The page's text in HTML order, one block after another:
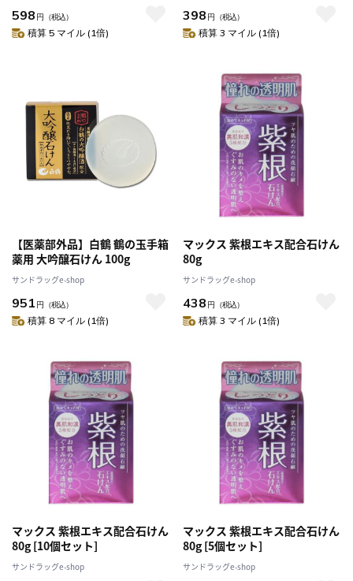
598 円 （税込）
積算 5 マイル (1倍)
398 円 （税込）
積算 3 マイル (1倍)
【医薬部外品】白鶴 鶴の玉手箱
薬用 大吟醸石けん 100g
サンドラッグe-shop
951 円 （税込）
積算 8 マイル (1倍)
マックス 紫根エキス配合石けん
80g
サンドラッグe-shop
438 円 （税込）
積算 3 マイル (1倍)
マックス 紫根エキス配合石けん
80g [10個セット]
サンドラッグe-shop
マックス 紫根エキス配合石けん
80g [5個セット]
サンドラッグe-shop